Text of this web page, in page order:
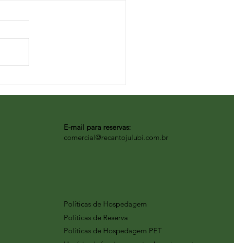
E-mail para reservas:
comercial@recantojulubi.com.br
Políticas de Hospedagem
Políticas de Reserva
Políticas de Hospedagem PET